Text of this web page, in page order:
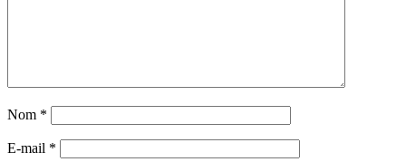
Nom *
E-mail *